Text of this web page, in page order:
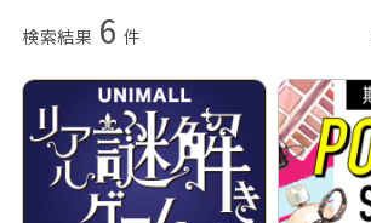
検索結果 6 件